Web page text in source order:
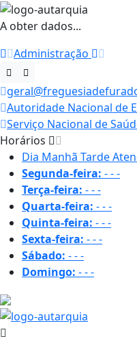
A obter dados...
Administração
Autoridade Nacional de
Serviço Nacional de
Horários
Dia Manhã Tarde
Segunda-feira: ---
Terça-feira: ---
Quarta-feira: ---
Quinta-feira: ---
Sexta-feira: ---
Sábado: ---
Domingo: ---